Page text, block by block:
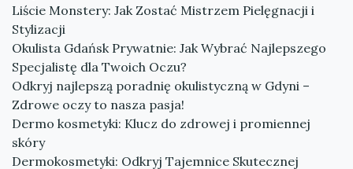
Liście Monstery: Jak Zostać Mistrzem Pielęgnacji i
Stylizacji
Okulista Gdańsk Prywatnie: Jak Wybrać Najlepszego
Specjalistę dla Twoich Oczu?
Odkryj najlepszą poradnię okulistyczną w Gdyni –
Zdrowe oczy to nasza pasja!
Dermo kosmetyki: Klucz do zdrowej i promiennej
skóry
Dermokosmetyki: Odkryj Tajemnice Skutecznej